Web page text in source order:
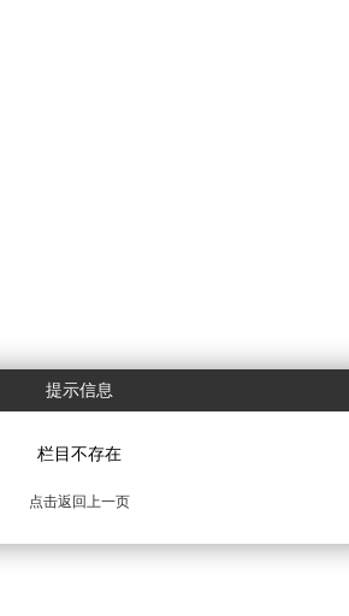
提示信息
栏目不存在
点击返回上一页